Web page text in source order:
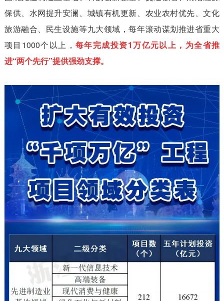
保供、水网提升安澜、城镇有机更新、农业农村优先、文化
旅游融合、民生设施等九大领域，每年滚动谋划推进省重大
项目1000个以上，每年完成投资1万亿元以上，为全省推
进“两个先行”提供强劲支撑。